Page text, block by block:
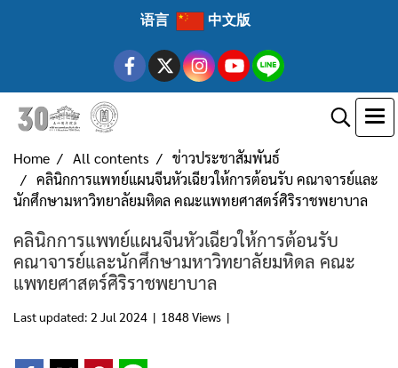
语言 中文版
Home All contents
ข่าวประชาสัมพันธ์
คลินิกการแพทย์แผนจีนหัวเฉียวให้การต้อนรับ คณาจารย์และ
นักศึกษามหาวิทยาลัยมหิดล คณะแพทยศาสตร์ศิริราชพยาบาล
คลินิกการแพทย์แผนจีนหัวเฉียวให้การต้อนรับ
คณาจารย์และนักศึกษามหาวิทยาลัยมหิดล คณะ
แพทยศาสตร์ศิริราชพยาบาล
Last updated: 2 Jul 2024 | 1848 Views |